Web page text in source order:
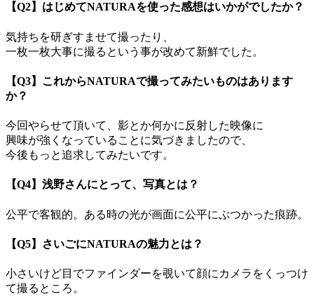
【Q2】はじめてNATURAを使った感想はいかがでしたか？
気持ちを研ぎすませて撮ったり、
一枚一枚大事に撮るという事が改めて新鮮でした。
【Q3】これからNATURAで撮ってみたいものはあります
か？
今回やらせて頂いて、影とか何かに反射した映像に
興味が強くなっていることに気づきましたので、
今後もっと追求してみたいです。
【Q4】浅野さんにとって、写真とは？
公平で客観的。ある時の光が画面に公平にぶつかった痕跡。
【Q5】さいごにNATURAの魅力とは？
小さいけど目でファインダーを覗いて顔にカメラをくっつけ
て撮るところ。